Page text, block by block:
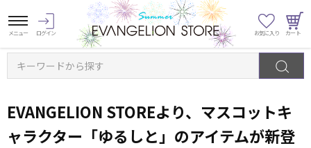
キーワードから探す
EVANGELION STOREより、マスコットキ
ャラクター「ゆるしと」のアイテムが新登